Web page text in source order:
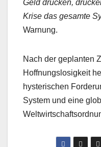
Geld drucken,
Krise das gesamte
Warnung.
Nach der geplanten
Hoffnungslosigkeit
hysterischen
System und eine